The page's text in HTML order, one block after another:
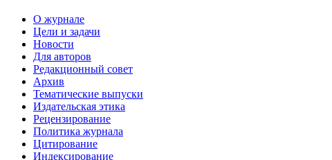
О журнале
Цели и задачи
Новости
Для авторов
Редакционный совет
Архив
Тематические выпуски
Издательская этика
Рецензирование
Политика журнала
Цитирование
Индексирование